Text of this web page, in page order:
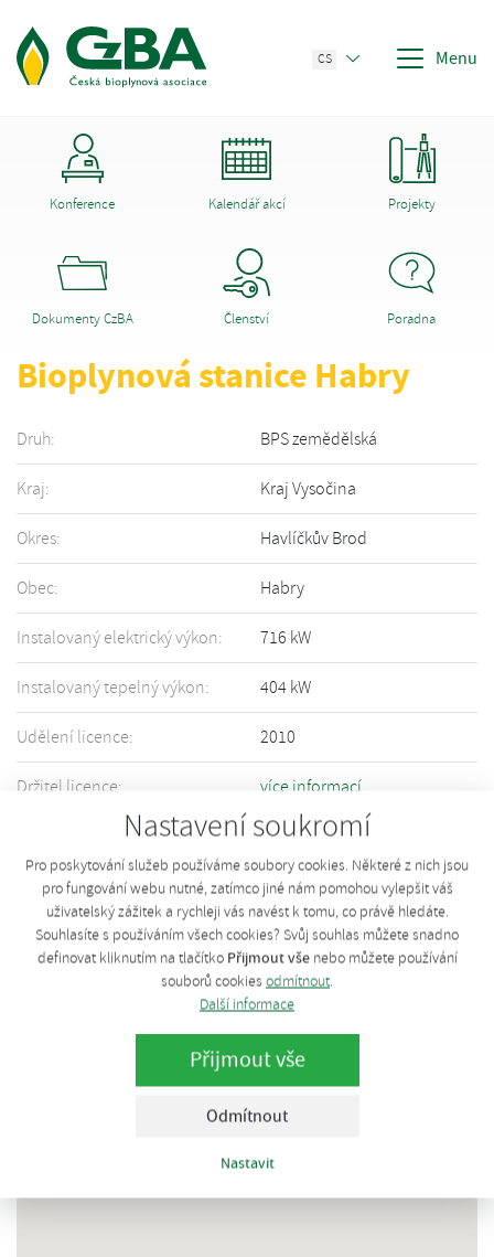
Nastavení soukromí
Pro poskytování služeb používáme soubory cookies. Některé z nich jsou
pro fungování webu nutné, zatímco jiné nám pomohou vylepšit váš
uživatelský zážitek a rychleji vás navést k tomu, co právě hledáte.
Souhlasíte s používáním všech cookies? Svůj souhlas můžete snadno
definovat kliknutím na tlačítko Přijmout všenebo můžete používání
souborů cookies odmítnout.
Další informace
Přijmout vše
Odmítnout
Nastavit
CS Menu
Konference Kalendář akcí Projekty
Dokumenty CzBA Členství Poradna
Bioplynová stanice Habry
Druh: BPS zemědělská
Kraj: Kraj Vysočina
Okres: Havlíčkův Brod
Obec: Habry
Instalovaný elektrický výkon: 716 kW
Instalovaný tepelný výkon: 404 kW
Udělení licence: 2010
Držitel licence: více informací
Informace o Vašem zařízení nejsou přesné či úplné? Upravte informace
pomocí tohotoformuláře